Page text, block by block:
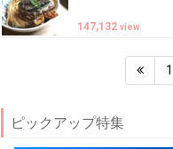
147,132 view
1
ピックアップ特集